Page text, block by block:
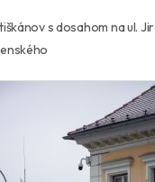
s dosahom na ul.